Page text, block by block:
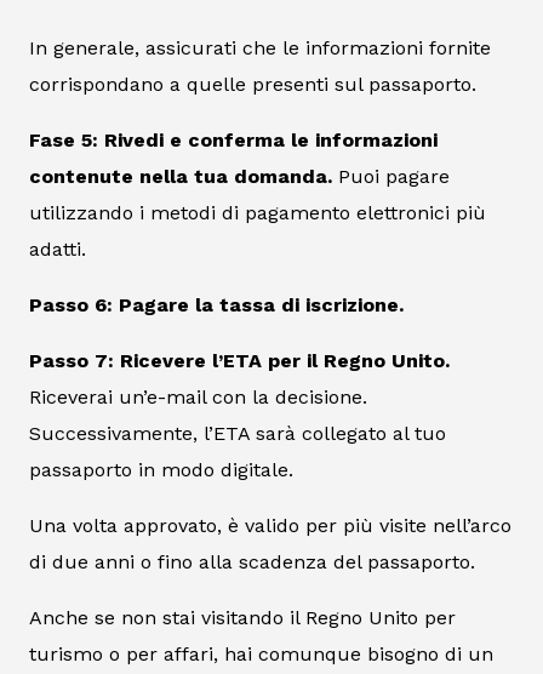
In generale, assicurati che le informazioni fornite
corrispondano a quelle presenti sul passaporto.
Fase 5: Rivedi e conferma le informazioni
contenute nella tua domanda. Puoi pagare
utilizzando i metodi di pagamento elettronici più
adatti.
Passo 6: Pagare la tassa di iscrizione.
Passo 7: Ricevere l’ETA per il Regno Unito.
Riceverai un’e-mail con la decisione.
Successivamente, l’ETA sarà collegato al tuo
passaporto in modo digitale.
Una volta approvato, è valido per più visite nell’arco
di due anni o fino alla scadenza del passaporto.
Anche se non stai visitando il Regno Unito per
turismo o per affari, hai comunque bisogno di un